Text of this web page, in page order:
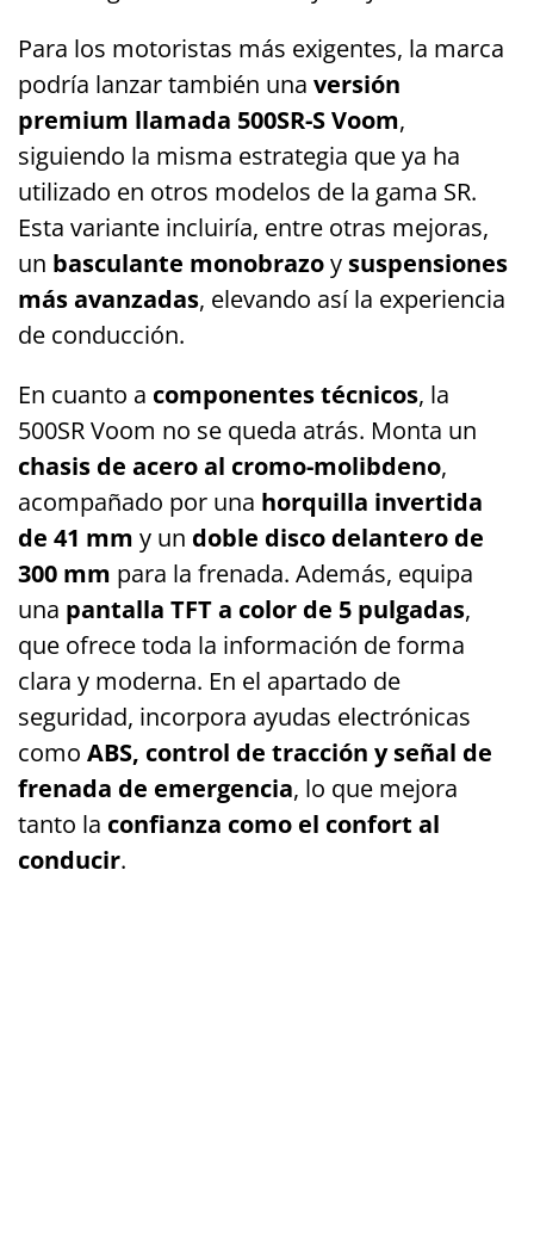
Para los motoristas más exigentes, la marca
podría lanzar también una versión
premium llamada 500SR-S Voom,
siguiendo la misma estrategia que ya ha
utilizado en otros modelos de la gama SR.
Esta variante incluiría, entre otras mejoras,
un basculante monobrazoy suspensiones
más avanzadas, elevando así la experiencia
de conducción.
En cuanto a componentes técnicos, la
500SR Voom no se queda atrás. Monta un
chasis de acero al cromo-molibdeno,
acompañado por una horquilla invertida
de 41 mm y un doble disco delantero de
300 mm para la frenada. Además, equipa
una pantalla TFT a color de 5 pulgadas,
que ofrece toda la información de forma
clara y moderna. En el apartado de
seguridad, incorpora ayudas electrónicas
como ABS, control de tracción y señal de
frenada de emergencia, lo que mejora
tanto la confianza como el confort al
conducir.